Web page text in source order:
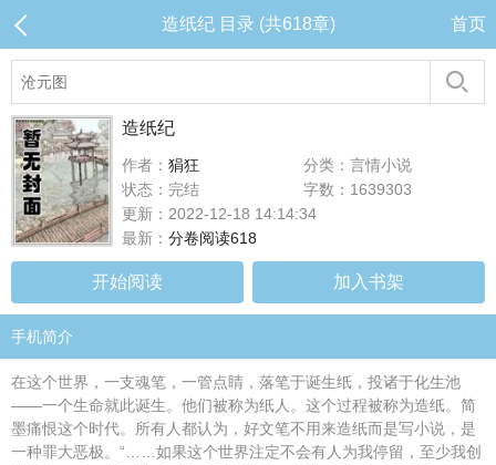
造纸纪 目录 (共618章) 首页
造纸纪
作者： 狷狂
分类：言情小说
状态：完结
字数：1639303
更新：2022-12-18 14:14:34
最新： 分卷阅读618
开始阅读 加入书架
手机简介
在这个世界，一支魂笔，一管点睛，落笔于诞生纸，投诸于化生池
——一个生命就此诞生。他们被称为纸人。这个过程被称为造纸。简
墨痛恨这个时代。所有人都认为，好文笔不用来造纸而是写小说，是
一种罪大恶极。“……如果这个世界注定不会有人为我停留，至少我创